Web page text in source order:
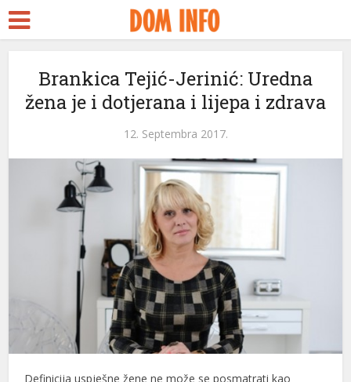
Escort
ifşa
panel
paketleri
panel
panel
Brankica Tejić-Jerinić: Uredna
žena je i dotjerana i lijepa i zdrava
12. Septembra 2017.
Definicija uspješne žene ne može se posmatrati kao